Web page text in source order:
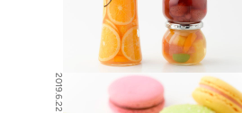
2019.6.22